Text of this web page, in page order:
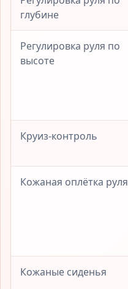
глубине
Регулировка руля по
высоте
Круиз-контроль
Кожаная оплётка руля
Кожаные сиденья